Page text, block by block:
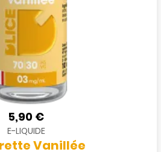
5,90 €
E-LIQUIDE
Vanillée